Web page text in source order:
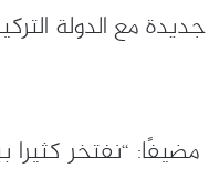
“نفتخر كثيرا